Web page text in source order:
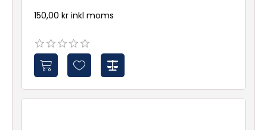
150,00 kr inkl moms